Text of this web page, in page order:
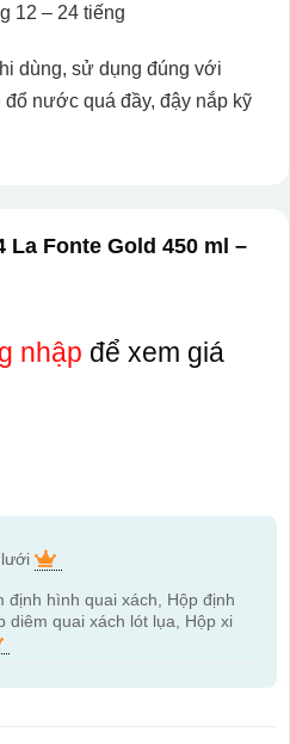
12 – 24 tiếng
dùng, sử dụng đúng với
nước quá đầy, đậy nắp kỹ
Fonte Gold 450 ml –
nhập để xem giá
lưới
định hình quai xách, Hộp định
diêm quai xách lót lụa, Hộp xi